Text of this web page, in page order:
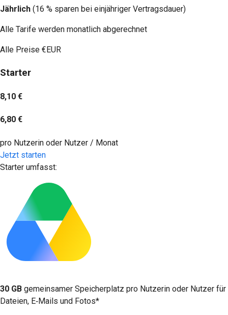
Jährlich (16 % sparen bei einjähriger Vertragsdauer)
Alle Tarife werden monatlich abgerechnet
Alle Preise €EUR
Starter
8,10 €
6,80 €
pro Nutzerin oder Nutzer / Monat
Jetzt starten
Starter umfasst:
30 GB gemeinsamer Speicherplatz pro Nutzerin oder Nutzer für
Dateien, E‑Mails und Fotos*